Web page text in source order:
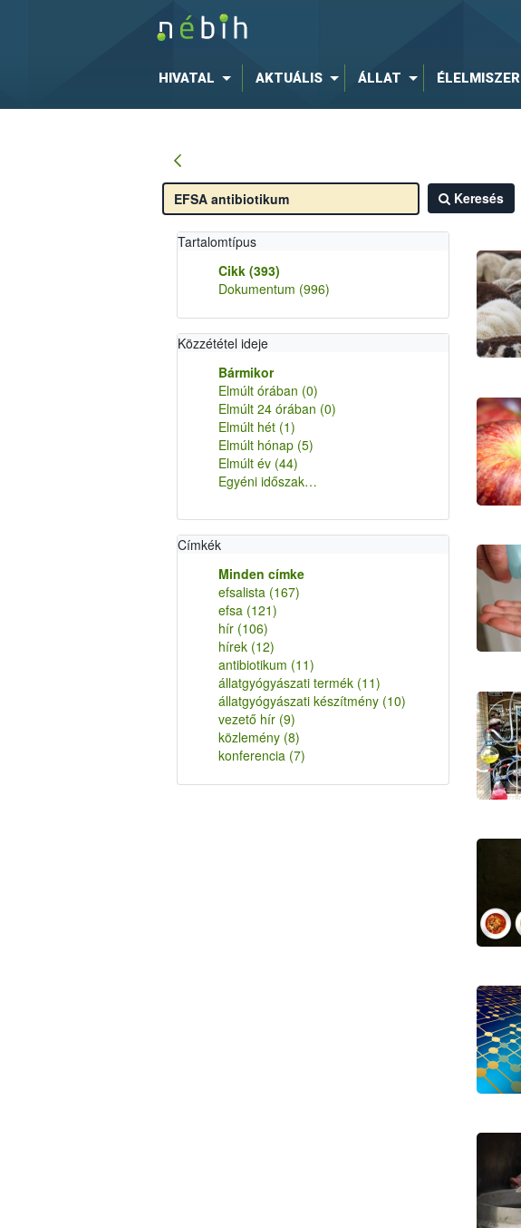
HIVATAL AKTUÁLIS ÁLLAT ÉLELMISZER
Keresés
Tartalomtípus
Cikk (393)
Dokumentum (996)
Közzététel ideje
Bármikor
Elmúlt órában (0)
Elmúlt 24 órában (0)
Elmúlt hét (1)
Elmúlt hónap (5)
Elmúlt év (44)
Egyéni időszak…
Címkék
Minden címke
efsalista (167)
efsa (121)
hír (106)
hírek (12)
antibiotikum (11)
állatgyógyászati termék (11)
állatgyógyászati készítmény (10)
vezető hír (9)
közlemény (8)
konferencia (7)